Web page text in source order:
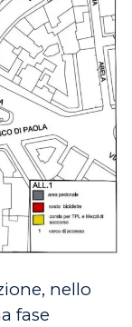
nello
fase